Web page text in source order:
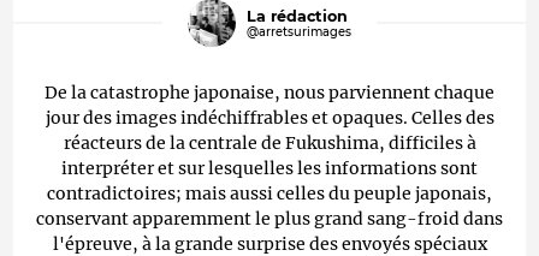
La rédaction
@arretsurimages
De la catastrophe japonaise, nous parviennent chaque
jour des images indéchiffrables et opaques. Celles des
réacteurs de la centrale de Fukushima, difficiles à
interpréter et sur lesquelles les informations sont
contradictoires; mais aussi celles du peuple japonais,
conservant apparemment le plus grand sang-froid dans
l'épreuve, à la grande surprise des envoyés spéciaux